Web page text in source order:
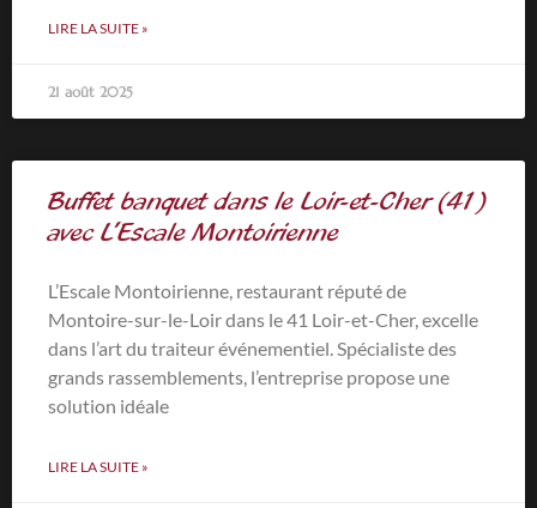
LIRE LA SUITE »
21 août 2025
Buffet banquet dans le Loir-et-Cher (41)
avec L’Escale Montoirienne
L’Escale Montoirienne, restaurant réputé de
Montoire-sur-le-Loir dans le 41 Loir-et-Cher, excelle
dans l’art du traiteur événementiel. Spécialiste des
grands rassemblements, l’entreprise propose une
solution idéale
LIRE LA SUITE »